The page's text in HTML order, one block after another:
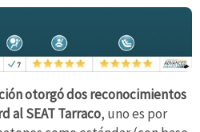
otorgó dos reconocimientos
al SEAT Tarraco, uno es por